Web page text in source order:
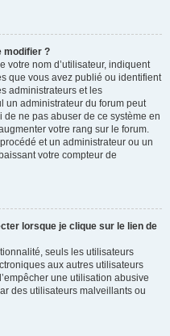
modifier ?
votre nom d’utilisateur, indiquent
que vous avez publié ou identifient
administrateurs et les
un administrateur du forum peut
ne pas abuser de ce système en
votre rang sur le forum.
et un administrateur ou un
votre compteur de
lorsque je clique sur le lien de
seuls les utilisateurs
aux autres utilisateurs
une utilisation abusive
des utilisateurs malveillants ou